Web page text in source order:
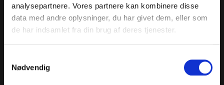
analysepartnere. Vores partnere kan kombinere disse
data med andre oplysninger, du har givet dem, eller som
de har indsamlet fra din brug af deres tjenester.
Nødvendig
Varighed:1 1/2 til 2 time
Kontakt booking ved ønske om rundvisning i mindre
Send en forespørgsel med forslag til mulige datoer